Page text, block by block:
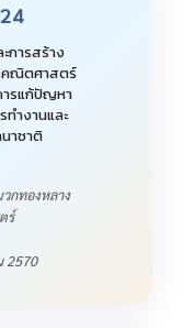
การสร้าง
คณิตศาสตร์
ารแก้ปัญหา
ทำงานและ
าชาติ
กทองหลาง
ร์
2570